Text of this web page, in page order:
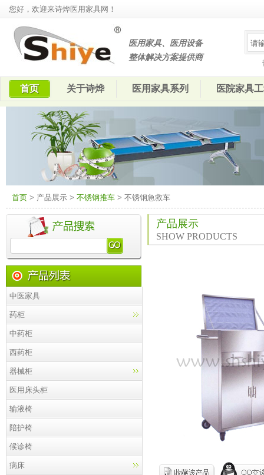
您好，欢迎来诗烨医用家具网！
医用家具、医用设备
整体解决方案提供商
首页 关于诗烨 医用家具系列 医院家具
首页 > 产品展示 > 不锈钢推车 > 不锈钢急救车
中医家具
药柜
中药柜
西药柜
器械柜
医用床头柜
输液椅
陪护椅
候诊椅
病床
产品展示
SHOW PRODUCTS